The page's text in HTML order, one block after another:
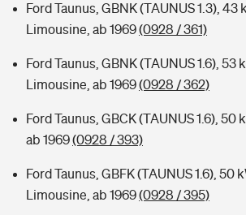
Ford Taunus, GBNK (TAUNUS 1.3), 43
Limousine, ab 1969(0928 / 361)
Ford Taunus, GBNK (TAUNUS 1.6), 53
Limousine, ab 1969(0928 / 362)
Ford Taunus, GBCK (TAUNUS 1.6), 50
ab 1969(0928 / 393)
Ford Taunus, GBFK (TAUNUS 1.6), 50
Limousine, ab 1969(0928 / 395)